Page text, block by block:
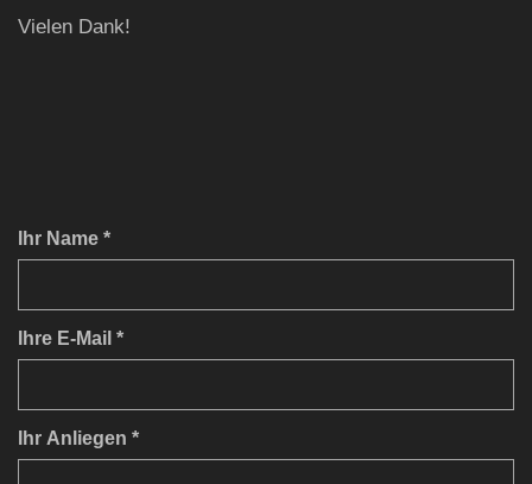
Ihr Name *
Ihre E-Mail *
Ihr Anliegen *
Vielen Dank!